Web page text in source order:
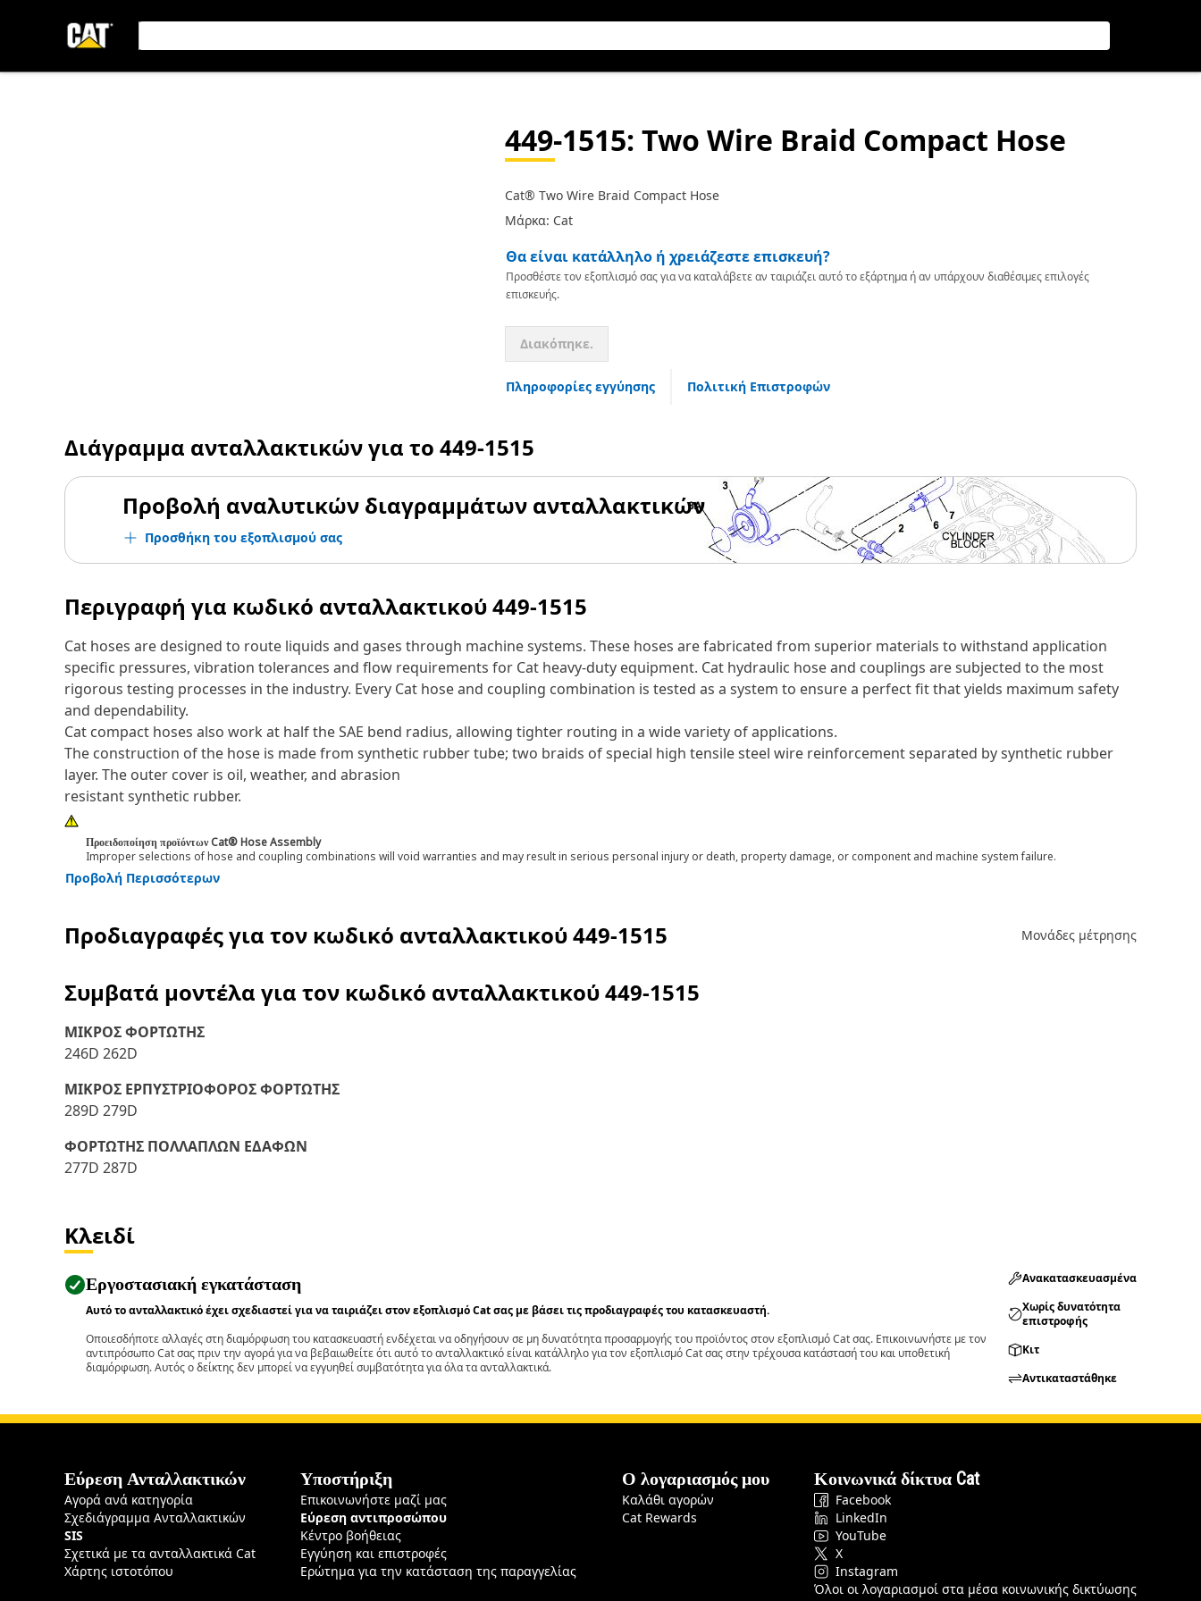
449-1515: Two Wire Braid Compact Hose
Cat® Two Wire Braid Compact Hose
Μάρκα: Cat
Θα είναι κατάλληλο ή χρειάζεστε επισκευή?
Προσθέστε τον εξοπλισμό σας για να καταλάβετε αν ταιριάζει αυτό το εξάρτημα ή αν υπάρχουν διαθέσιμες επιλογές
επισκευής.
Διακόπηκε.
Πληροφορίες εγγύησης Πολιτική Επιστροφών
Διάγραμμα ανταλλακτικών για το 449-1515
Προβολή αναλυτικών διαγραμμάτων ανταλλακτικών
Προσθήκη του εξοπλισμού σας
Περιγραφή για κωδικό ανταλλακτικού449-1515
Cat hoses are designed to route liquids and gases through machine systems. These hoses are fabricated from superior materials to withstand application
specific pressures, vibration tolerances and flow requirements for Cat heavy-duty equipment. Cat hydraulic hose and couplings are subjected to the most
rigorous testing processes in the industry. Every Cat hose and coupling combination is tested as a system to ensure a perfect fit that yields maximum safety
and dependability.
Cat compact hoses also work at half the SAE bend radius, allowing tighter routing in a wide variety of applications.
The construction of the hose is made from synthetic rubber tube; two braids of special high tensile steel wire reinforcement separated by synthetic rubber
layer. The outer cover is oil, weather, and abrasion
resistant synthetic rubber.
Προειδοποίηση προϊόντων Cat® Hose Assembly
Improper selections of hose and coupling combinations will void warranties and may result in serious personal injury or death, property damage, or component and machine system failure.
Προβολή Περισσότερων
Προδιαγραφές για τον κωδικό ανταλλακτικού449-1515 Μονάδες μέτρησης
Συμβατά μοντέλα για τον κωδικό ανταλλακτικού449-1515
ΜΙΚΡΟΣ ΦΟΡΤΩΤΗΣ
246D 262D
ΜΙΚΡΟΣ ΕΡΠΥΣΤΡΙΟΦΟΡΟΣ ΦΟΡΤΩΤΗΣ
289D 279D
ΦΟΡΤΩΤΗΣ ΠΟΛΛΑΠΛΩΝ ΕΔΑΦΩΝ
277D 287D
Κλειδί
Εργοστασιακή εγκατάσταση
Αυτό το ανταλλακτικό έχει σχεδιαστεί για να ταιριάζει στον εξοπλισμό Cat σας με βάσει τις προδιαγραφές του κατασκευαστή.
Οποιεσδήποτε αλλαγές στη διαμόρφωση του κατασκευαστή ενδέχεται να οδηγήσουν σε μη δυνατότητα προσαρμογής του προϊόντος στον εξοπλισμό Cat σας. Επικοινωνήστε με τον
αντιπρόσωπο Cat σας πριν την αγορά για να βεβαιωθείτε ότι αυτό το ανταλλακτικό είναι κατάλληλο για τον εξοπλισμό Cat σας στην τρέχουσα κατάστασή του και υποθετική
διαμόρφωση. Αυτός ο δείκτης δεν μπορεί να εγγυηθεί συμβατότητα για όλα τα ανταλλακτικά.
Ανακατασκευασμένα
Χωρίς δυνατότητα
επιστροφής
Κιτ
Αντικαταστάθηκε
Εύρεση Ανταλλακτικών
Αγορά ανά κατηγορία
Σχεδιάγραμμα Ανταλλακτικών
SIS
Σχετικά με τα ανταλλακτικά Cat
Χάρτης ιστοτόπου
Υποστήριξη
Επικοινωνήστε μαζί μας
Εύρεση αντιπροσώπου
Κέντρο βοήθειας
Εγγύηση και επιστροφές
Ερώτημα για την κατάσταση της παραγγελίας
Ο λογαριασμός μου
Καλάθι αγορών
Cat Rewards
Κοινωνικά δίκτυα Cat
Facebook
LinkedIn
YouTube
X
Instagram
Όλοι οι λογαριασμοί στα μέσα κοινωνικής δικτύωσης